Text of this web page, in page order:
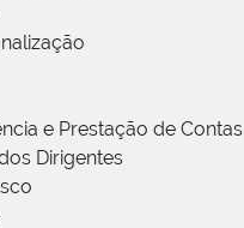
e Prestação de Contas
Dirigentes